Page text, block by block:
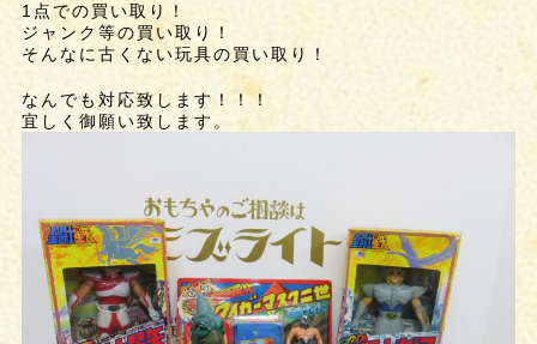
1点での買い取り！
ジャンク等の買い取り！
そんなに古くない玩具の買い取り！
なんでも対応致します！！！
宜しく御願い致します。